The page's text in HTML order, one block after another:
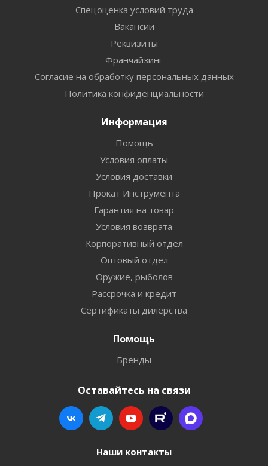
Спецоценка условий труда
Вакансии
Реквизиты
Франчайзинг
Согласие на обработку персональных данных
Политика конфиденциальности
Информация
Помощь
Условия оплаты
Условия доставки
Прокат Инструмента
Гарантия на товар
Условия возврата
Корпоративный отдел
Оптовый отдел
Оружие, рыболов
Рассрочка и кредит
Сертификаты дилерства
Помощь
Бренды
Оставайтесь на связи
Наши контакты